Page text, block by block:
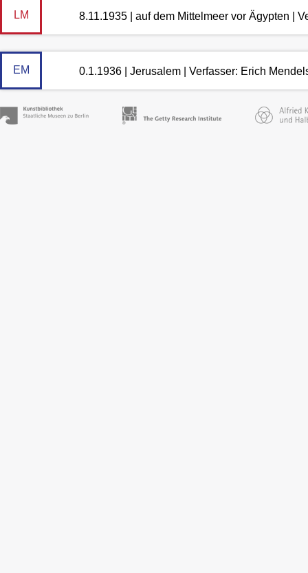
LM 8.11.1935 | auf dem Mittelmeer vor Ägypten |
EM 0.1.1936 | Jerusalem | Verfasser: Erich